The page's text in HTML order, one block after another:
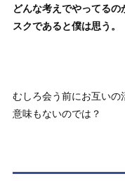
どんな考えでやってる
スクであると僕は思う。
むしろ会う前にお互いの
意味もないのでは？